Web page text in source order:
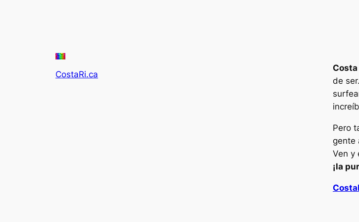
CostaRi.ca
Costa
de
Pero
gente
Ven y
¡la